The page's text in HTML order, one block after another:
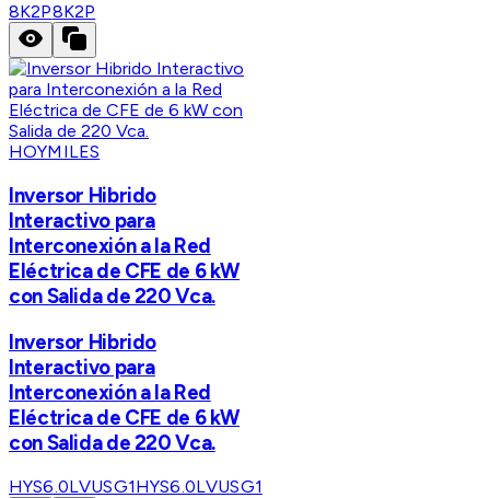
8K2P8K2P
HOYMILES
Inversor Hibrido
Interactivo para
Interconexión a la Red
Eléctrica de CFE de 6 kW
con Salida de 220 Vca.
Inversor Hibrido
Interactivo para
Interconexión a la Red
Eléctrica de CFE de 6 kW
con Salida de 220 Vca.
HYS6.0LVUSG1HYS6.0LVUSG1